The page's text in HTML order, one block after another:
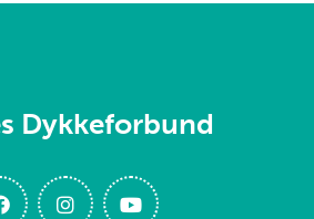
Dykkeforbund